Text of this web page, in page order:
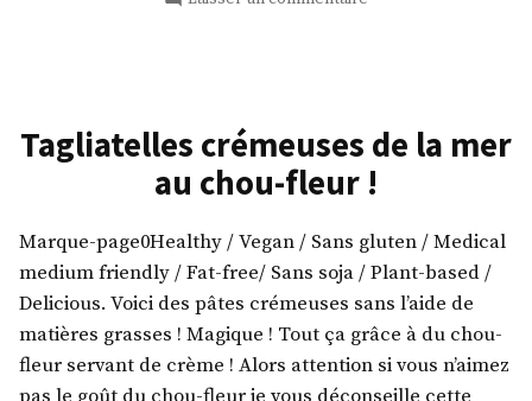
anti-
virale) »
rouge
à
au
thym
(recette
anti-
virale)
Tagliatelles crémeuses de la mer
au chou-fleur !
Marque-page0Healthy / Vegan / Sans gluten / Medical
medium friendly / Fat-free/ Sans soja / Plant-based /
Delicious. Voici des pâtes crémeuses sans l’aide de
matières grasses ! Magique ! Tout ça grâce à du chou-
fleur servant de crème ! Alors attention si vous n’aimez